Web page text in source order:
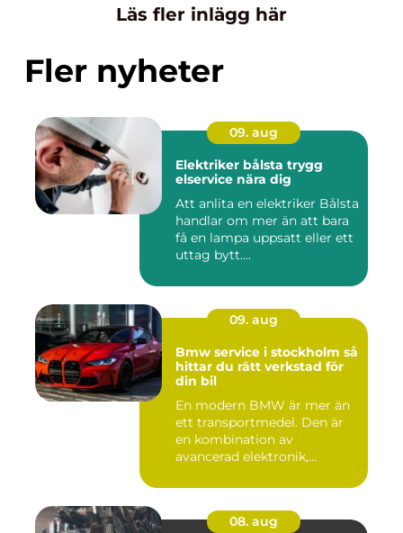
Läs fler inlägg här
Fler nyheter
09. aug
Elektriker bålsta trygg
elservice nära dig
Att anlita en elektriker Bålsta
handlar om mer än att bara
få en lampa uppsatt eller ett
uttag bytt....
09. aug
Bmw service i stockholm så
hittar du rätt verkstad för
din bil
En modern BMW är mer än
ett transportmedel. Den är
en kombination av
avancerad elektronik,
08. aug